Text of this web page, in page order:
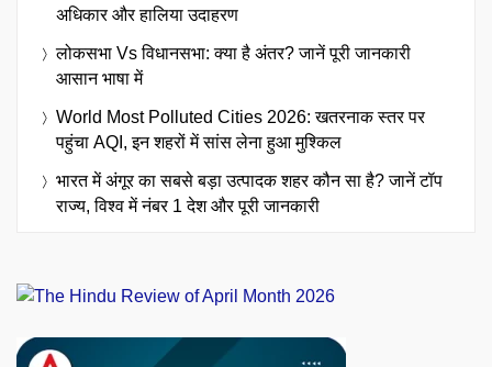
अधिकार और हालिया उदाहरण
लोकसभा Vs विधानसभा: क्या है अंतर? जानें पूरी जानकारी
आसान भाषा में
World Most Polluted Cities 2026: खतरनाक स्तर पर
पहुंचा AQI, इन शहरों में सांस लेना हुआ मुश्किल
भारत में अंगूर का सबसे बड़ा उत्पादक शहर कौन सा है? जानें टॉप
राज्य, विश्व में नंबर 1 देश और पूरी जानकारी